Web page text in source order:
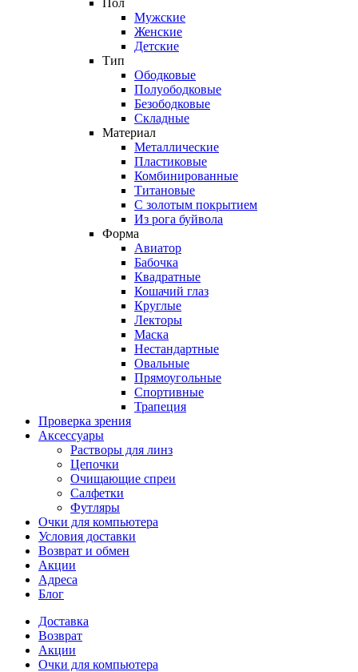
Пол
Мужские
Женские
Детские
Тип
Ободковые
Полуободковые
Безободковые
Складные
Материал
Металлические
Пластиковые
Комбинированные
Титановые
С золотым покрытием
Из рога буйвола
Форма
Авиатор
Бабочка
Квадратные
Кошачий глаз
Круглые
Лекторы
Маска
Нестандартные
Овальные
Прямоугольные
Спортивные
Трапеция
Проверка зрения
Аксессуары
Растворы для линз
Цепочки
Очищающие спреи
Салфетки
Футляры
Очки для компьютера
Условия доставки
Возврат и обмен
Акции
Адреса
Блог
Доставка
Возврат
Акции
Очки для компьютера